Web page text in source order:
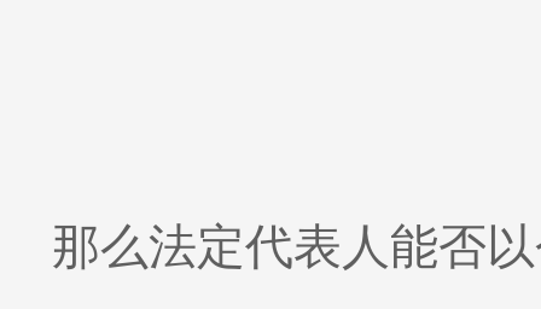
那么法定代表人能否